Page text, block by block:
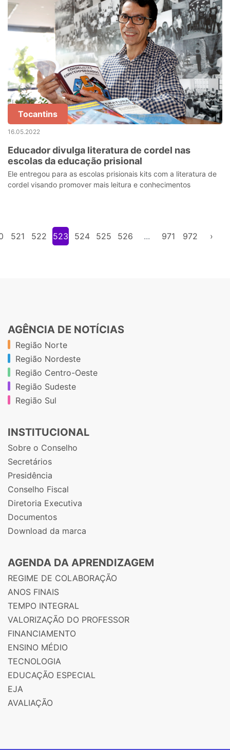
Tocantins
16.05.2022
Educador divulga literatura de cordel nas
escolas da educação prisional
Ele entregou para as escolas prisionais kits com a literatura de
cordel visando promover mais leitura e conhecimentos
521 522 523 524 525 526 ... 971 972 ›
AGÊNCIA DE NOTÍCIAS
Região Norte
Região Nordeste
Região Centro-Oeste
Região Sudeste
Região Sul
INSTITUCIONAL
Sobre o Conselho
Secretários
Presidência
Conselho Fiscal
Diretoria Executiva
Documentos
Download da marca
AGENDA DA APRENDIZAGEM
REGIME DE COLABORAÇÃO
ANOS FINAIS
TEMPO INTEGRAL
VALORIZAÇÃO DO PROFESSOR
FINANCIAMENTO
ENSINO MÉDIO
TECNOLOGIA
EDUCAÇÃO ESPECIAL
EJA
AVALIAÇÃO